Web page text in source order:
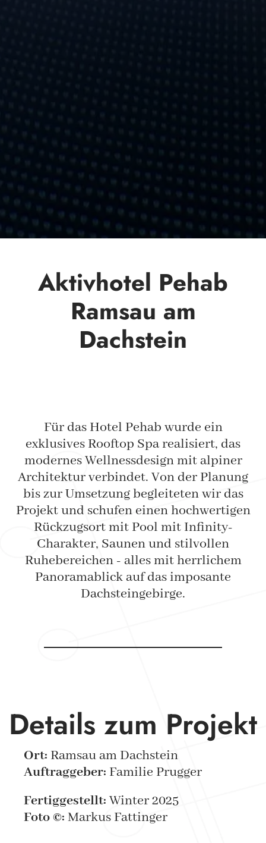
Aktivhotel Pehab
Ramsau am
Dachstein
Für das Hotel Pehab wurde ein
exklusives Rooftop Spa realisiert, das
modernes Wellnessdesign mit alpiner
Architektur verbindet. Von der Planung
bis zur Umsetzung begleiteten wir das
Projekt und schufen einen hochwertigen
Rückzugsort mit Pool mit Infinity-
Charakter, Saunen und stilvollen
Ruhebereichen - alles mit herrlichem
Panoramablick auf das imposante
Dachsteingebirge.
Details zum Projekt
Ort: Ramsau am Dachstein
Auftraggeber: Familie Prugger
Fertiggestellt: Winter 2025
Foto ©: Markus Fattinger